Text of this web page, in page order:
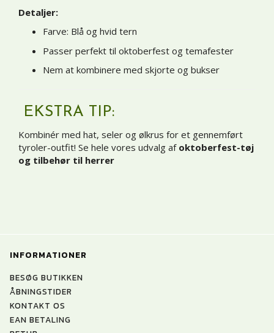
Detaljer:
Farve: Blå og hvid tern
Passer perfekt til oktoberfest og temafester
Nem at kombinere med skjorte og bukser
EKSTRA TIP:
Kombinér med hat, seler og ølkrus for et gennemført
tyroler-outfit! Se hele vores udvalg af oktoberfest-tøj
og tilbehør til herrer
INFORMATIONER
BESØG BUTIKKEN
ÅBNINGSTIDER
KONTAKT OS
EAN BETALING